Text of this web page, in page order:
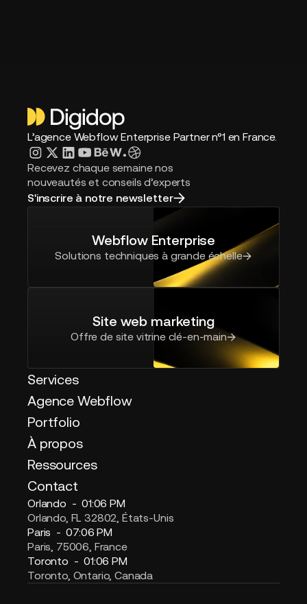
L’agence Webflow Enterprise Partner n°1 en France.
Recevez chaque semaine nos
nouveautés et conseils d’experts
S'inscrire à notre newsletter
Webflow Enterprise
Solutions techniques à grande échelle
Site web marketing
Offre de site vitrine clé-en-main
Services
Agence Webflow
Portfolio
À propos
Ressources
Contact
Orlando -01:06 PM
Orlando, FL 32802, États-Unis
Paris -07:06 PM
Paris, 75006, France
Toronto -01:06 PM
Toronto, Ontario, Canada